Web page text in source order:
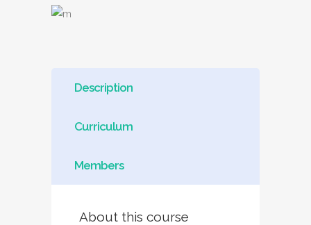
Description
Curriculum
Members
About this course